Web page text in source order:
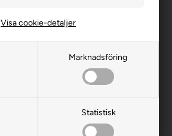
Marknadsföring
Statistisk
Visa cookie-detaljer
- 26% - 19%